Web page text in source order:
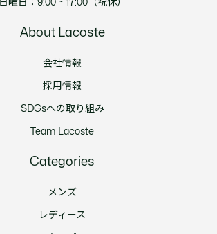
日曜日：9:00 ~ 17:00（祝休）
About Lacoste
会社情報
採用情報
SDGsへの取り組み
Team Lacoste
Categories
メンズ
レディース